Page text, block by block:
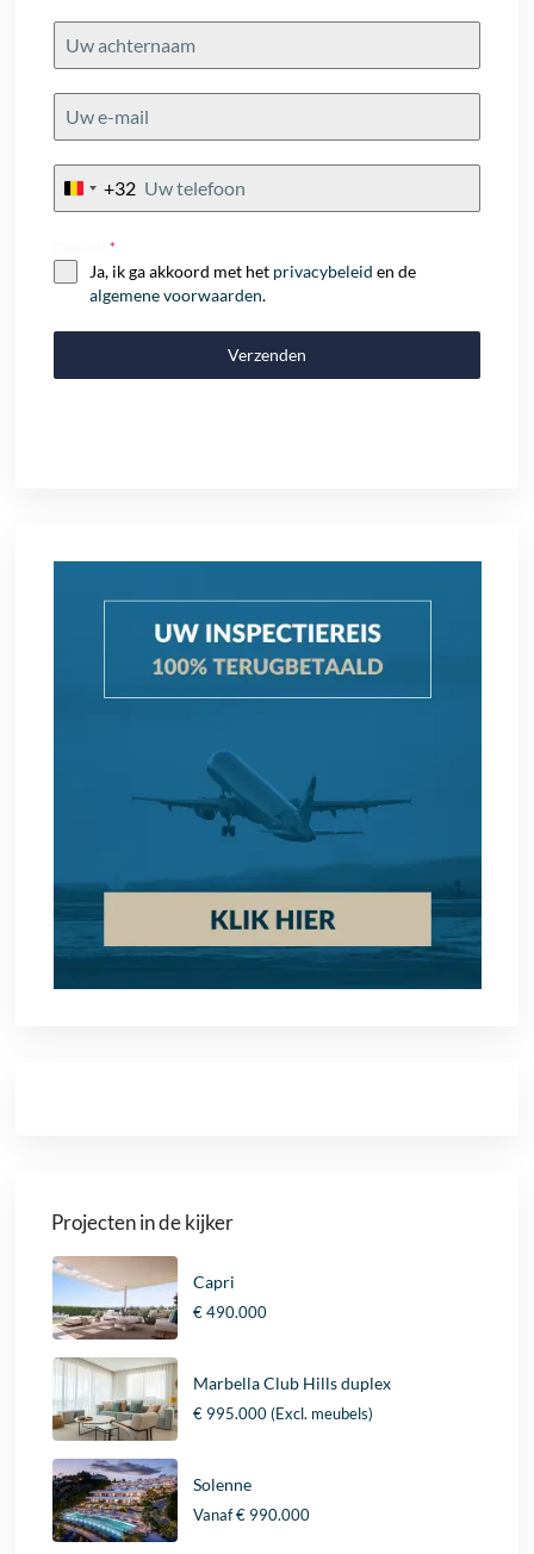
Belgium
+32
Consent*
Ja, ik ga akkoord met het privacybeleid en de
algemene voorwaarden.
Verzenden
Projecten in de kijker
Capri
€ 490.000
Marbella Club Hills duplex
€ 995.000(Excl. meubels)
Solenne
Vanaf€ 990.000